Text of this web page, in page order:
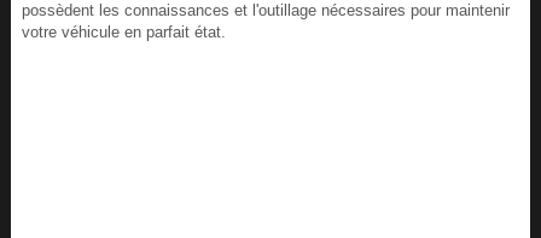
possèdent les connaissances et l'outillage nécessaires pour maintenir
votre véhicule en parfait état.